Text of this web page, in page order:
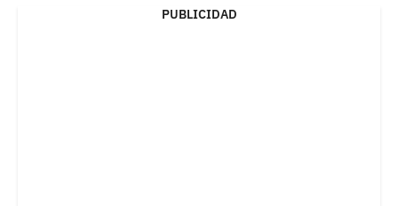
PUBLICIDAD